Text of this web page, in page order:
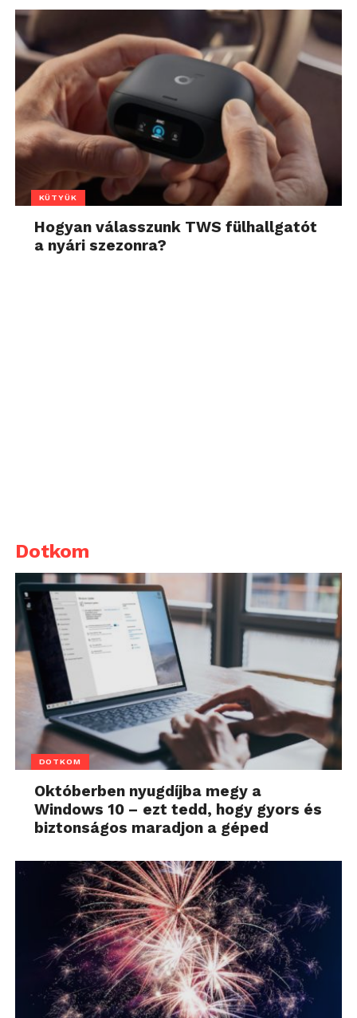
KÜTYÜK
Hogyan válasszunk TWS fülhallgatót
a nyári szezonra?
Dotkom
DOTKOM
Októberben nyugdíjba megy a
Windows 10 – ezt tedd, hogy gyors és
biztonságos maradjon a géped